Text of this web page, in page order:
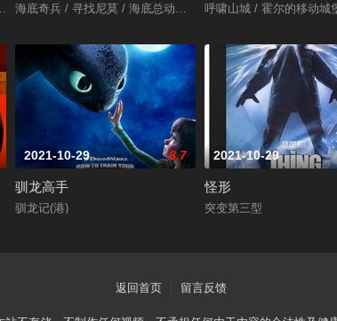
万悟 / 寻找兰彻 / Three Idiots
别的 / तारे ज़मीन पर / Like Stars on Earth
海底奇兵 / 寻找尼莫 / 海底总动员3D / Finding Nemo 3D
呼啸山城 / 霍尔的移动城
2021-10-29 8.7
驯龙高手
驯龙记(港)
2021-10-29
怪形
突变第三型
返回首页 留言反馈